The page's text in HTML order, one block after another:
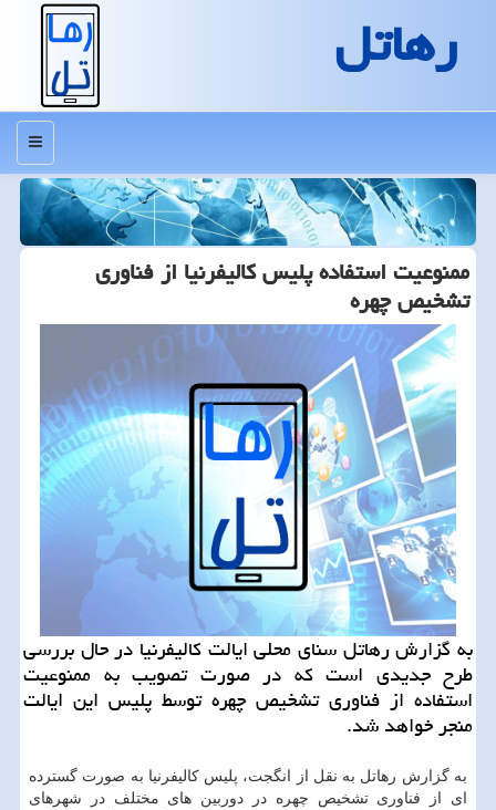
رهاتل
منو
ممنوعیت استفاده پلیس كالیفرنیا از فناوری
تشخیص چهره
به گزارش رهاتل سنای محلی ایالت كالیفرنیا در حال بررسی
طرح جدیدی است كه در صورت تصویب به ممنوعیت
استفاده از فناوری تشخیص چهره توسط پلیس این ایالت
منجر خواهد شد.
به گزارش رهاتل به نقل از انگجت، پلیس كالیفرنیا به صورت گسترده
ای از فناوری تشخیص چهره در دوربین های مختلف در شهرهای